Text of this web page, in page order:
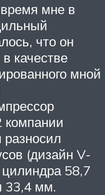
мне в
что он
качестве
мной
компании
(дизайн V-
58,7
33,4 мм.